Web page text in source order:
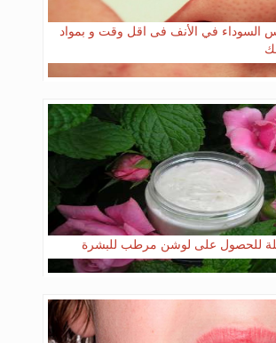
السوداء في الأنف فى اقل وقت و بمواد
للحصول على لوشن مرطب للبشرة